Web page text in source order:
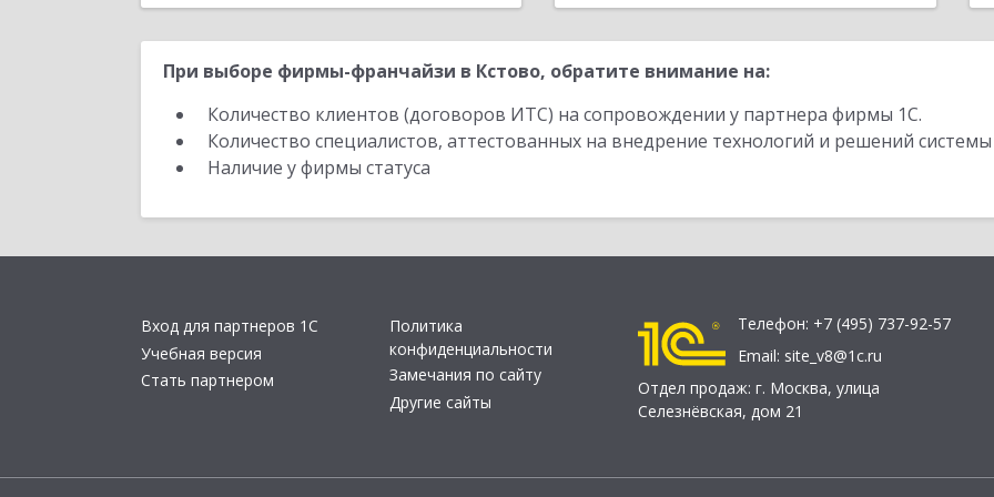
При выборе фирмы-франчайзи в Кстово, обратите внимание на:
Количество клиентов (договоров ИТС) на сопровождении у партнера фирмы 1С.
Количество специалистов, аттестованных на внедрение технологий и решений
Наличие у фирмы статуса
Вход для партнеров 1С
Учебная версия
Стать партнером
Политика
конфиденциальности
Замечания по сайту
Другие сайты
Телефон: +7 (495) 737-92-57
Email: site_v8@1c.ru
Отдел продаж: г. Москва, улица
Селезнёвская, дом 21